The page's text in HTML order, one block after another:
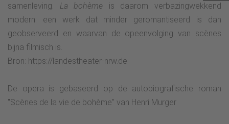
samenleving. La bohème is daarom verbazingwekkend
modern: een werk dat minder geromantiseerd is dan
geobserveerd en waarvan de opeenvolging van scènes
bijna filmisch is.
Bron: https://landestheater-nrw.de
De opera is gebaseerd op de autobiografische roman
"Scènes de la vie de bohème" van Henri Murger